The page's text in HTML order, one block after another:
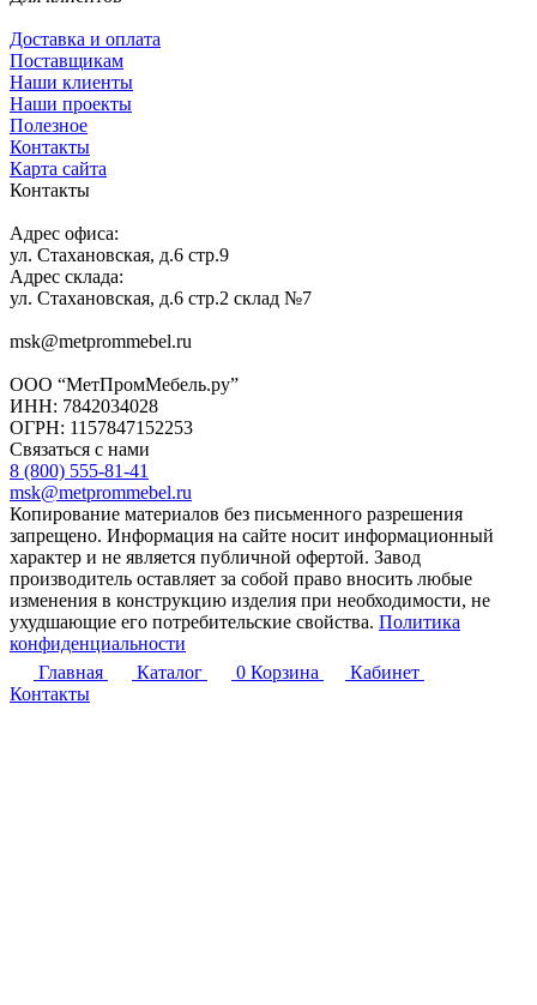
Доставка и оплата
Поставщикам
Наши клиенты
Наши проекты
Полезное
Контакты
Карта сайта
Контакты
Адрес офиса:
ул. Стахановская, д.6 стр.9
Адрес склада:
ул. Стахановская, д.6 стр.2 склад №7
msk@metprommebel.ru
ООО “МетПромМебель.ру”
ИНН: 7842034028
ОГРН: 1157847152253
Связаться с нами
8 (800) 555-81-41
msk@metprommebel.ru
Копирование материалов без письменного разрешения
запрещено. Информация на сайте носит информационный
характер и не является публичной офертой. Завод
производитель оставляет за собой право вносить любые
изменения в конструкцию изделия при необходимости, не
ухудшающие его потребительские свойства. Политика
конфиденциальности
Главная
Каталог 0 Корзина
Кабинет
Контакты